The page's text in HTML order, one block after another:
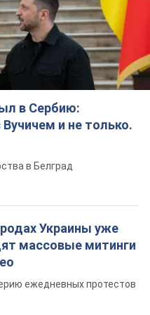
в Сербию:
и не только.
в Белград
Украины уже
массовые митинги
ежедневных протестов